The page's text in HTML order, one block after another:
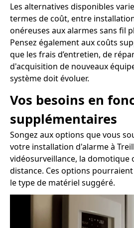
Les alternatives disponibles
termes de coût, entre
onéreuses aux alarmes sans fil
Pensez également aux coûts
que les frais d’entretien, de
d'acquisition de nouveaux
système doit évoluer.
Vos besoins en
supplémentaires
Songez aux options que vous
votre installation d'alarme à
vidéosurveillance, la domotique
distance. Ces options
le type de matériel suggéré.